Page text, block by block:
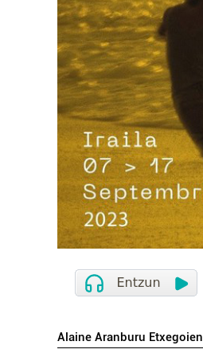
Alaine Aranburu Etxegoien